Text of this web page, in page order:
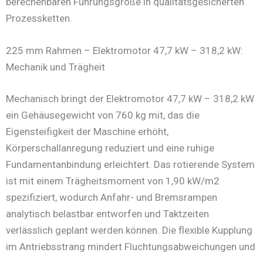
Prozessketten.
225 mm Rahmen – Elektromotor 47,7 kW – 318,2 kW:
Mechanik und Trägheit
Mechanisch bringt der Elektromotor 47,7 kW – 318,2 kW
ein Gehäusegewicht von 760 kg mit, das die
Eigensteifigkeit der Maschine erhöht,
Körperschallanregung reduziert und eine ruhige
Fundamentanbindung erleichtert. Das rotierende System
ist mit einem Trägheitsmoment von 1,90 kW/m2
spezifiziert, wodurch Anfahr- und Bremsrampen
analytisch belastbar entworfen und Taktzeiten
verlässlich geplant werden können. Die flexible Kupplung
im Antriebsstrang mindert Fluchtungsabweichungen und